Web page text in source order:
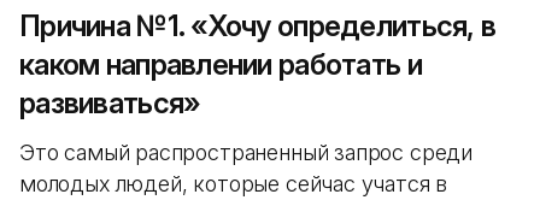
Причина №1. «Хочу определиться, в
каком направлении работать и
развиваться»
Это самый распространенный запрос среди
молодых людей, которые сейчас учатся в